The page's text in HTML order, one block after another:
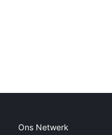
Ons Netwerk